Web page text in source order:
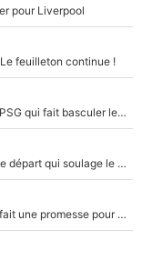
pour Liverpool
feuilleton continue !
Akliouche, Mika Godts... La semaine à 100M€ du PSG qui fait basculer le mercato du PSG !
Climat toxique et affaire de harcèlement à l’OM : Le départ qui soulage le vestiaire de Bruno Genesio
«Très, très agréablement surpris» : Bruno Genesio fait une promesse pour la suite du mercato de l’OM et rassure les supporters